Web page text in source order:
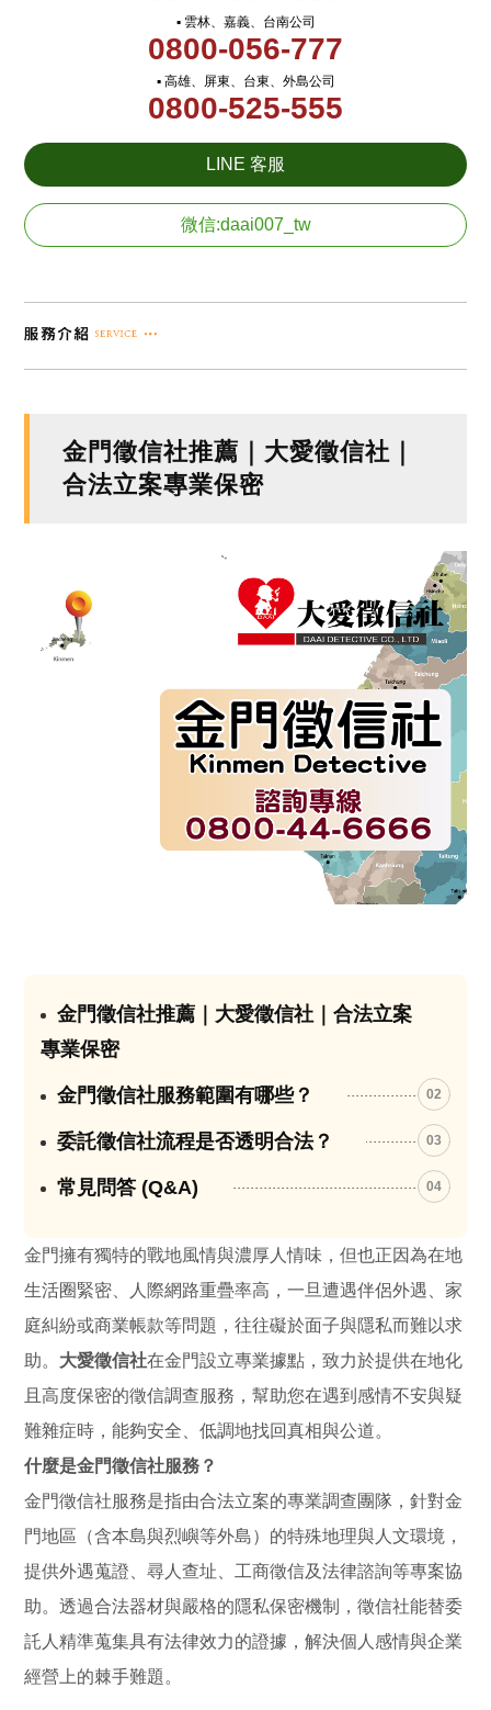
▪ 雲林、嘉義、台南公司
0800-056-777
▪ 高雄、屏東、台東、外島公司
0800-525-555
LINE 客服
微信:daai007_tw
金門徵信社推薦｜大愛徵信社｜
合法立案專業保密
金門徵信社推薦｜大愛徵信社｜合法立案
專業保密
金門徵信社服務範圍有哪些？ 02
委託徵信社流程是否透明合法？ 03
常見問答 (Q&A) 04
金門擁有獨特的戰地風情與濃厚人情味，但也正因為在地
生活圈緊密、人際網路重疊率高，一旦遭遇伴侶外遇、家
庭糾紛或商業帳款等問題，往往礙於面子與隱私而難以求
助。 大愛徵信社在金門設立專業據點，致力於提供在地化
且高度保密的徵信調查服務，幫助您在遇到感情不安與疑
難雜症時，能夠安全、低調地找回真相與公道。
什麼是金門徵信社服務？
金門徵信社服務是指由合法立案的專業調查團隊，針對金
門地區（含本島與烈嶼等外島）的特殊地理與人文環境，
提供外遇蒐證、尋人查址、工商徵信及法律諮詢等專案協
助。透過合法器材與嚴格的隱私保密機制，徵信社能替委
託人精準蒐集具有法律效力的證據，解決個人感情與企業
經營上的棘手難題。